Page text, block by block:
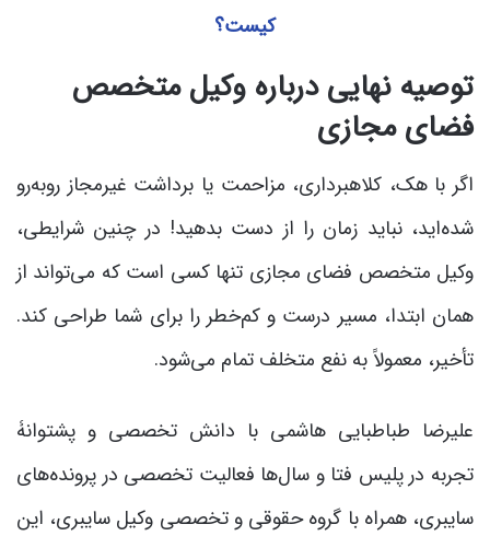
کیست؟
توصیه نهایی درباره وکیل متخصص
فضای مجازی
اگر با هک، کلاهبرداری، مزاحمت یا برداشت غیرمجاز روبه‌رو
شده‌اید، نباید زمان را از دست بدهید! در چنین شرایطی،
وکیل متخصص فضای مجازی تنها کسی است که می‌تواند از
همان ابتدا، مسیر درست و کم‌خطر را برای شما طراحی کند.
تأخیر، معمولاً به نفع متخلف تمام می‌شود.
علیرضا طباطبایی هاشمی با دانش تخصصی و پشتوانۀ
تجربه در پلیس فتا و سال‌ها فعالیت تخصصی در پرونده‌های
سایبری، همراه با گروه حقوقی و تخصصی وکیل سایبری، این